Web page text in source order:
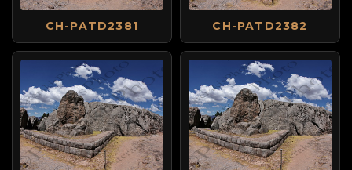
CH-PATD2381 CH-PATD2382